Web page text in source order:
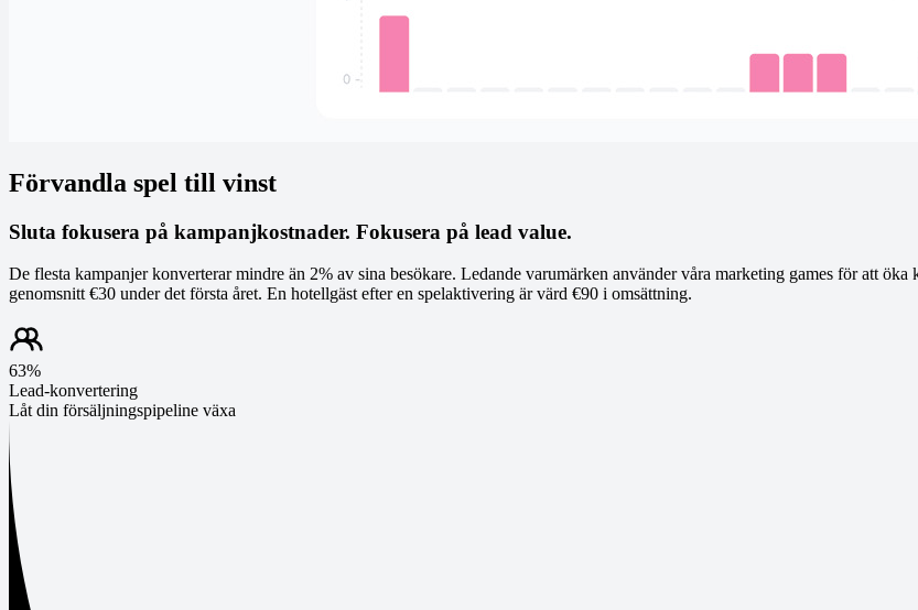
Förvandla spel till vinst
Sluta fokusera på kampanjkostnader. Fokusera på lead value.
De flesta kampanjer konverterar mindre än 2% av sina besökare. Ledande varumärken använder våra marketing games för att
genomsnitt €30 under det första året. En hotellgäst efter en spelaktivering är värd €90 i omsättning.
63%
Lead-konvertering
Låt din försäljningspipeline växa